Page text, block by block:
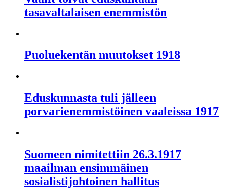
tasavaltalaisen enemmistön
Puoluekentän muutokset 1918
Eduskunnasta tuli jälleen
porvarienemmistöinen vaaleissa 1917
Suomeen nimitettiin 26.3.1917
maailman ensimmäinen
sosialistijohtoinen hallitus